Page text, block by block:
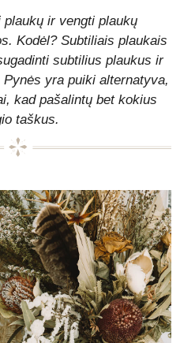
plaukų ir vengti plaukų
Kodėl? Subtiliais plaukais
subtilius plaukus ir
yra puiki alternatyva,
kad pašalintų bet kokius
taškus.